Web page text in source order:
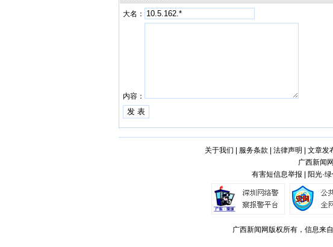
大名：
内容：
关于我们 服务条款 法律声明 文章发
广西新闻
有害短信息举报 | 阳光·
广西新闻网版权所有，信息来